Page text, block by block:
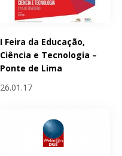
I Feira da Educação,
Ciência e Tecnologia –
Ponte de Lima
26.01.17